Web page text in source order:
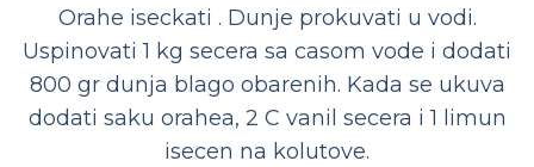
Orahe iseckati . Dunje prokuvati u vodi.
Uspinovati 1 kg secera sa casom vode i dodati
800 gr dunja blago obarenih. Kada se ukuva
dodati saku orahea, 2 C vanil secera i 1 limun
isecen na kolutove.